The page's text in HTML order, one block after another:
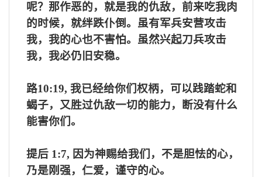
呢？那作恶的，就是我的仇敌，前来吃我肉
的时候，就绊跌仆倒。虽有军兵安营攻击
我，我的心也不害怕。虽然兴起刀兵攻击
我，我必仍旧安稳。
路10:19,我已经给你们权柄，可以践踏蛇和
蝎子，又胜过仇敌一切的能力，断没有什么
能害你们。
提后 1:7, 因为神赐给我们，不是胆怯的心，
乃是刚强，仁爱，谨守的心。